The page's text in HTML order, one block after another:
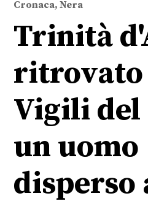
Cronaca, Nera
Trinità
ritrovato
Vigili del
un uomo
disperso